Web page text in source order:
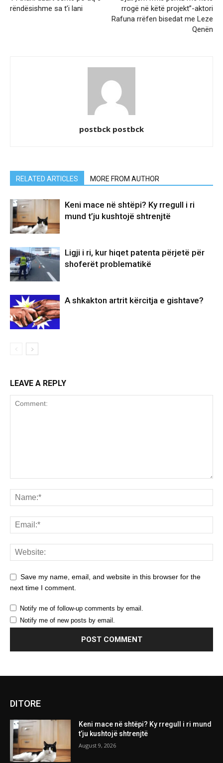
rëndësishme sa t’i lani
rrogë në këtë projekt”-aktori
Rafuna rrëfen bisedat me Leze
Qenën
postbck postbck
RELATED ARTICLES MORE FROM AUTHOR
Keni mace në shtëpi? Ky rregull i ri
mund t’ju kushtojë shtrenjtë
Ligji i ri, kur hiqet patenta përjetë për
shoferët problematikë
A shkakton artrit kërcitja e gishtave?
LEAVE A REPLY
Save my name, email, and website in this browser for the
next time I comment.
Notify me of follow-up comments by email.
Notify me of new posts by email.
DITORE
Keni mace në shtëpi? Ky rregull i ri mund
t’ju kushtojë shtrenjtë
August 9, 2026